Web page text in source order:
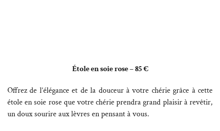
Étole en soie rose – 85 €
Offrez de l’élégance et de la douceur à votre chérie grâce à cette
étole en soie rose que votre chérie prendra grand plaisir à revêtir,
un doux sourire aux lèvres en pensant à vous.